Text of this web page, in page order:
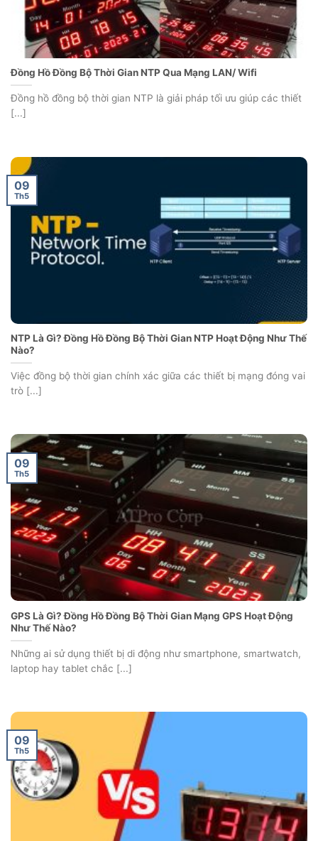
Đồng Hồ Đồng Bộ Thời Gian NTP Qua Mạng LAN/ Wifi
Đồng hồ đồng bộ thời gian NTP là giải pháp tối ưu giúp các thiết
[...]
NTP Là Gì? Đồng Hồ Đồng Bộ Thời Gian NTP Hoạt Động Như Thế
Nào?
Việc đồng bộ thời gian chính xác giữa các thiết bị mạng đóng vai
trò [...]
09
Th5
GPS Là Gì? Đồng Hồ Đồng Bộ Thời Gian Mạng GPS Hoạt Động
Như Thế Nào?
Những ai sử dụng thiết bị di động như smartphone, smartwatch,
laptop hay tablet chắc [...]
09
Th5
09
Th5